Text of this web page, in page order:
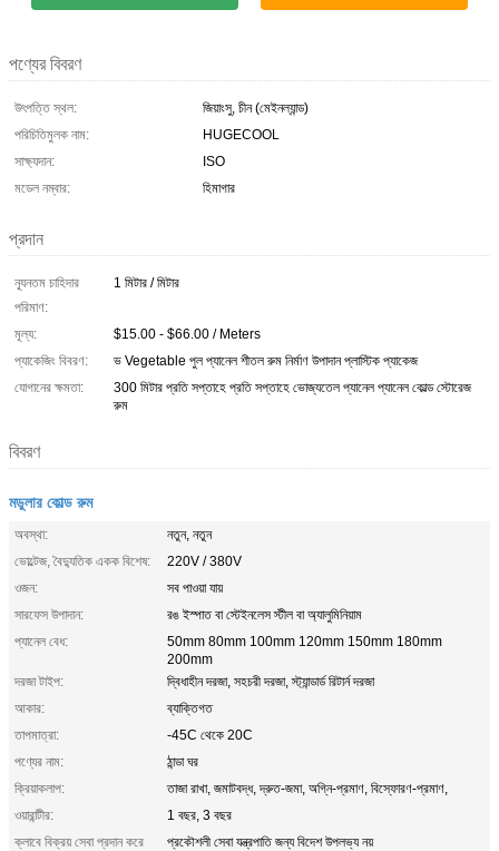
পণ্যের বিবরণ
উৎপত্তি স্থল:
জিয়াংসু, চীন (মেইনল্যান্ড)
পরিচিতিমুলক নাম:
HUGECOOL
সাক্ষ্যদান:
ISO
মডেল নম্বার:
হিমাগার
প্রদান
ন্যূনতম চাহিদার
পরিমাণ:
1 মিটার / মিটার
মূল্য:
$15.00 - $66.00 / Meters
প্যাকেজিং বিবরণ:
ভ Vegetable পুল প্যানেল শীতল রুম নির্মাণ উপাদান প্লাস্টিক প্যাকেজ
যোগানের ক্ষমতা:
300 মিটার প্রতি সপ্তাহে প্রতি সপ্তাহে ভোজ্যতেল প্যানেল প্যানেল কোল্ড স্টোরেজ
রুম
বিবরণ
মডুলার কোল্ড রুম
অবস্থা:
নতুন, নতুন
ভোল্টেজ, বৈদ্যুতিক একক বিশেষ:
220V / 380V
ওজন:
সব পাওয়া যায়
সারফেস উপাদান:
রঙ ইস্পাত বা স্টেইনলেস স্টীল বা অ্যালুমিনিয়াম
প্যানেল বেধ:
50mm 80mm 100mm 120mm 150mm 180mm
200mm
দরজা টাইপ:
দ্বিধাহীন দরজা, সহচরী দরজা, স্ট্যান্ডার্ড রিটার্ন দরজা
আকার:
ব্যাক্তিগত
তাপমাত্রা:
-45C থেকে 20C
পণ্যের নাম:
ঠান্ডা ঘর
ক্রিয়াকলাপ:
তাজা রাখা, জমাটবদ্ধ, দ্রুত-জমা, অগ্নি-প্রমাণ, বিস্ফোরণ-প্রমাণ,
ওয়ারান্টীর:
1 বছর, 3 বছর
ক্লাবে বিক্রয় সেবা প্রদান করে
প্রকৌশলী সেবা যন্ত্রপাতি জন্য বিদেশ উপলভ্য নয়